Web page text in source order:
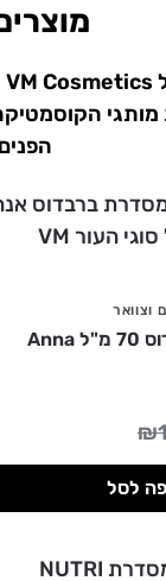
וצוואר
קרם לחות עדין ברבדוס 70 מ"ל Anna
₪
לסל